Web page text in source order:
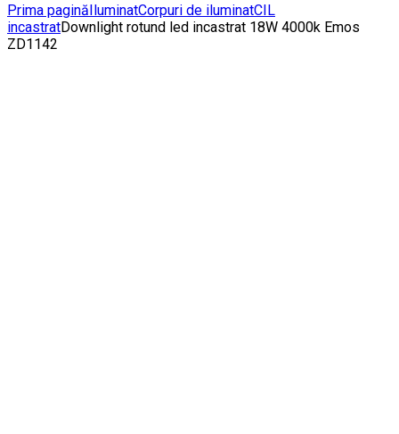
Prima paginăIluminatCorpuri de iluminatCIL
incastratDownlight rotund led incastrat 18W 4000k Emos
ZD1142